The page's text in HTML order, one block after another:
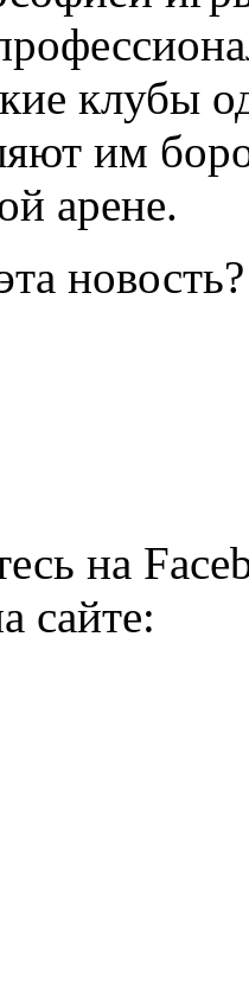
клубы
им
арене.
на
сайте: